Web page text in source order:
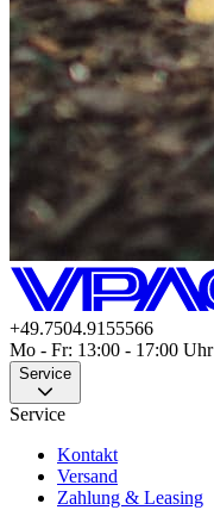
+49.7504.9155566
Mo - Fr: 13:00 - 17:00 Uhr
Service
Service
Kontakt
Versand
Zahlung & Leasing